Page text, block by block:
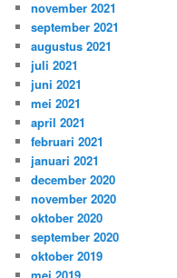
november 2021
september 2021
augustus 2021
juli 2021
juni 2021
mei 2021
april 2021
februari 2021
januari 2021
december 2020
november 2020
oktober 2020
september 2020
oktober 2019
mei 2019